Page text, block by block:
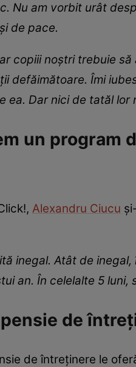
Nu am vorbit urât
de pace.
copiii noștri trebuie
defăimătoare. Îmi
ea. Dar nici de tatăl
un program
Alexandru Ciucu
inegal. Atât de
an. În celelalte 5
de
de întreținere le